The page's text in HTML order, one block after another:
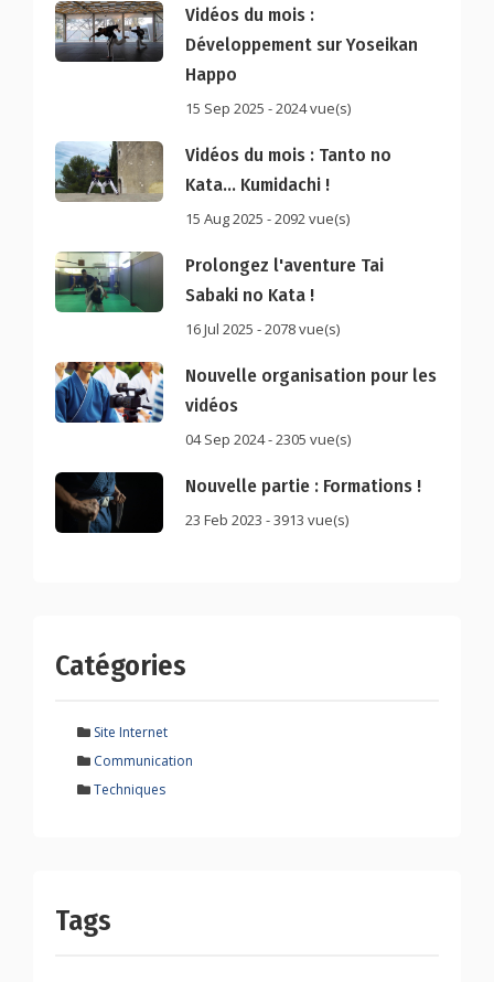
Vidéos du mois :
Développement sur Yoseikan
Happo
15 Sep 2025 - 2024 vue(s)
Vidéos du mois : Tanto no
Kata... Kumidachi !
15 Aug 2025 - 2092 vue(s)
Prolongez l'aventure Tai
Sabaki no Kata !
16 Jul 2025 - 2078 vue(s)
Nouvelle organisation pour les
vidéos
04 Sep 2024 - 2305 vue(s)
Nouvelle partie : Formations !
23 Feb 2023 - 3913 vue(s)
Catégories
Site Internet
Communication
Techniques
Tags